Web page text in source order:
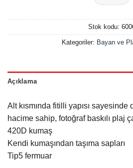
Stok kodu:
Kategoriler: Bayan ve
Açıklama
Alt kısmında fitilli yapısı
hacime sahip, fotoğraf baskılı plaj
420D kumaş
Kendi kumaşından taşıma sapları
Tip5 fermuar